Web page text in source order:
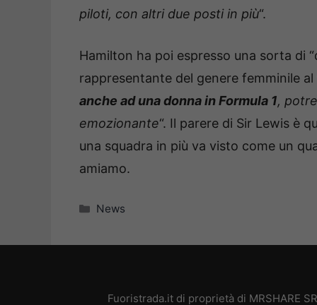
piloti, con altri due posti in più“.
Hamilton ha poi espresso una sorta di
rappresentante del genere femminile al
anche ad una donna in Formula 1,
emozionante“. Il parere di Sir Lewis è
una squadra in più va visto come un
amiamo.
Categorie
News
Fuoristrada.it di proprietà di MRSHARE